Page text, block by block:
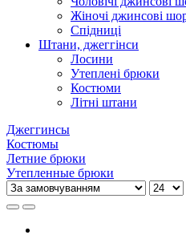
Жіночі джинсові
Спідниці
Штани, джеггінси
Лосини
Утеплені брюки
Костюми
Літні штани
Джеггинсы
Костюмы
Летние брюки
Утепленные брюки